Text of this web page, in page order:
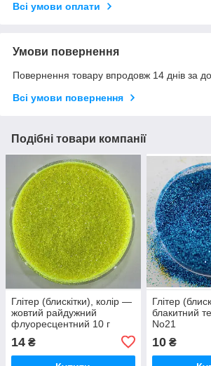
Всі умови оплати
Умови повернення
Повернення товару впродовж 14 днів за
Всі умови повернення
Подібні товари компанії
Глітер (блискітки), колір —
жовтий райдужний
флуоресцентний 10 г
14 ₴
Глітер
блакитний
No21
10₴